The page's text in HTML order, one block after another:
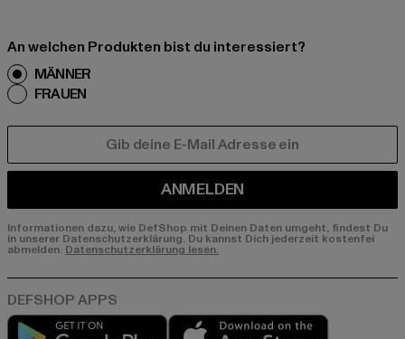
An welchen Produkten bist du interessiert?
MÄNNER
FRAUEN
ANMELDEN
Informationen dazu, wie DefShop mit Deinen Daten umgeht, findest Du
in unserer Datenschutzerklärung. Du kannst Dich jederzeit kostenfei
abmelden. Datenschutzerklärung lesen.
Play market